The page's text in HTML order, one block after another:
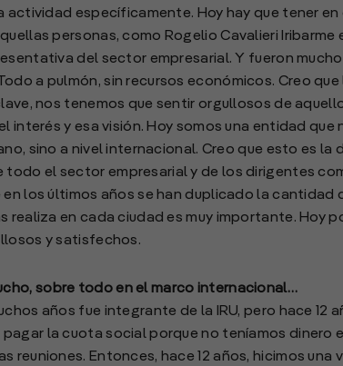
actividad específicamente. Hoy hay que tener
personas, como Rogelio Cavalieri
del sector empresarial. Y fueron
a pulmón, sin recursos económicos. Creo
nos tenemos que sentir orgullosos de
interés y esa visión. Hoy somos una entidad
sino a nivel internacional. Creo que esto es la
todo el sector empresarial y de los dirigentes
los últimos años se han duplicado la cantidad
realiza en cada ciudad es muy importante. Hoy
y satisfechos.
sobre todo en el marco internacional…
años fue integrante de la IRU, pero hace 12
la cuota social porque no teníamos dinero
reuniones. Entonces, hace 12 años, hicimos una